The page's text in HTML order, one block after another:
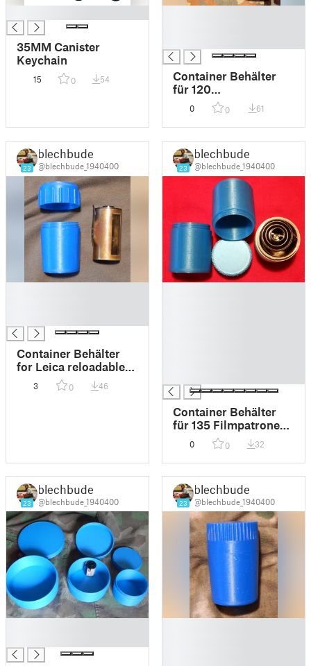
35MM Canister
Keychain
15 0 54
Container Behälter
für 120
Mittelformatfilm
Medium Format Film
Filmdose
0 0 61
23
blechbude
@blechbude_1940400
Container Behälter
for Leica reloadable
film casettes Filmdose
3 0 46
23
blechbude
@blechbude_1940400
Container Behälter
für 135 Filmpatronen
Filmcartridges
Kleinbildfilm
Filmdose
0 0 32
23
blechbude
@blechbude_1940400 23
blechbude
@blechbude_1940400